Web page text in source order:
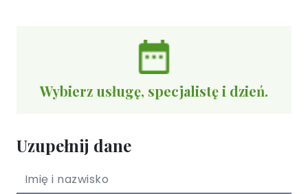
Wybierz usługę, specjalistę i dzień.
Uzupełnij dane